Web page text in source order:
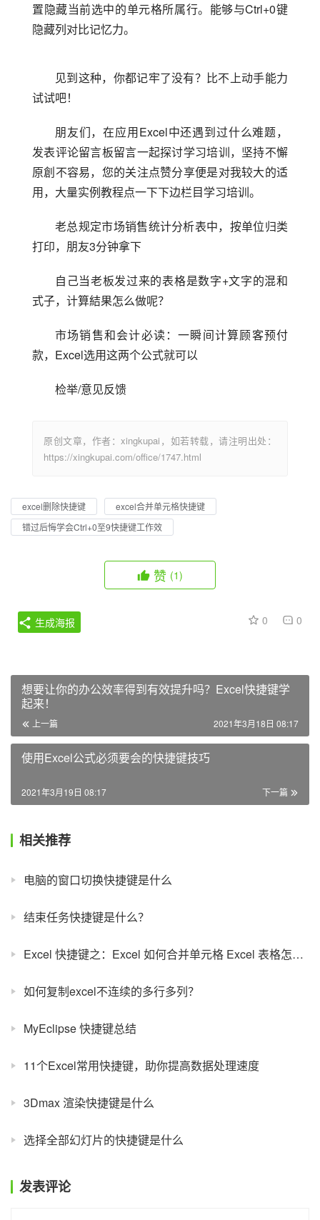
置隐藏当前选中的单元格所属行。能够与Ctrl+0键
隐藏列对比记忆力。
见到这种，你都记牢了没有？比不上动手能力
试试吧！
朋友们，在应用Excel中还遇到过什么难题，
发表评论留言板留言一起探讨学习培训，坚持不懈
原創不容易，您的关注点赞分享便是对我较大的适
用，大量实例教程点一下下边栏目学习培训。
老总规定市场销售统计分析表中，按单位归类
打印，朋友3分钟拿下
自己当老板发过来的表格是数字+文字的混和
式子，计算結果怎么做呢？
市场销售和会计必读：一瞬间计算顾客预付
款，Excel选用这两个公式就可以
检举/意见反馈
原创文章，作者：xingkupai，如若转载，请注明出处：
https://xingkupai.com/office/1747.html
excel删除快捷键
excel合并单元格快捷键
错过后悔学会Ctrl+0至9快捷键工作效
赞 (1)
0 0
生成海报
想要让你的办公效率得到有效提升吗？Excel快捷键学
起来！
上一篇 2021年3月18日 08:17
使用Excel公式必须要会的快捷键技巧
下一篇
2021年3月19日 08:17
相关推荐
电脑的窗口切换快捷键是什么
结束任务快捷键是什么？
Excel 快捷键之：Excel 如何合并单元格 Excel 表格怎么合并单元格
如何复制excel不连续的多行多列？
MyEclipse 快捷键总结
11个Excel常用快捷键，助你提高数据处理速度
3Dmax 渲染快捷键是什么
选择全部幻灯片的快捷键是什么
发表评论